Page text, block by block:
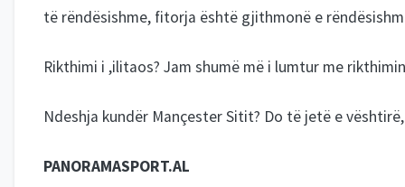
të rëndësishme, fitorja është gjithmonë e
Rikthimi i ,ilitaos? Jam shumë më i lumtur me
Ndeshja kundër Mançester Sitit? Do të jetë e
PANORAMASPORT.AL